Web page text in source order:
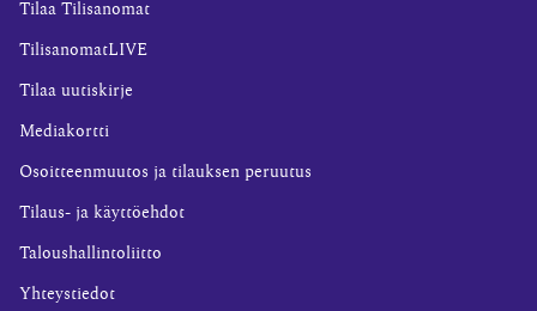
Tilaa Tilisanomat
TilisanomatLIVE
Tilaa uutiskirje
Mediakortti
Osoitteenmuutos ja tilauksen peruutus
Tilaus- ja käyttöehdot
Taloushallintoliitto
Yhteystiedot